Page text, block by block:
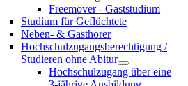
Freemover - Gaststudium
Studium für Geflüchtete
Neben- & Gasthörer
Hochschulzugangsberechtigung /
Studieren ohne Abitur
Hochschulzugang über eine